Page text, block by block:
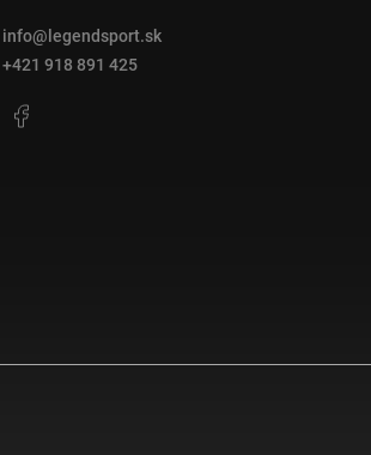
info@ legendsport.sk
+421 918 891 425